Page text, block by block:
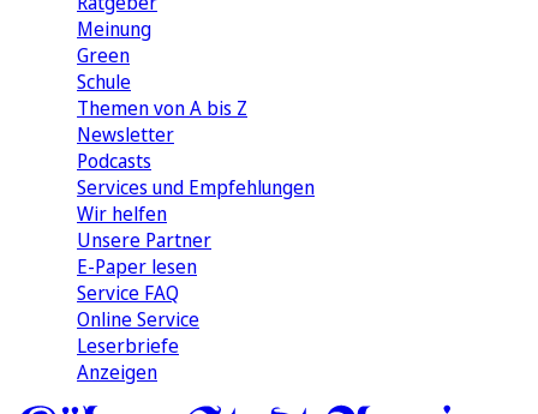
Meinung
Green
Schule
Themen von A bis Z
Newsletter
Podcasts
Services und Empfehlungen
Wir helfen
Unsere Partner
E-Paper lesen
Service FAQ
Online Service
Leserbriefe
Anzeigen